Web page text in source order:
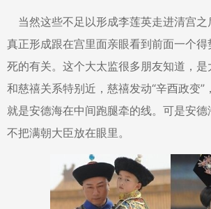
当然这些不足以形成李莲英走进清宫之
真正形成跟在宫里面亲眼看到前面一个
死的有关。这个大太监很多朋友知道，
和慈禧关系特别近，慈禧发动“辛酉政变”
就是安德海在中间跑腿牵的线。可是安德
不把满朝大臣放在眼里。